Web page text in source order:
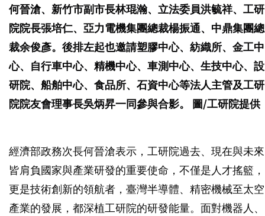
何晉滄、新竹市副市長林琨瀚、立法委員洪毓祥、工研
院院長張培仁、亞力電機集團總裁楊振通、中鼎集團總
裁余俊彥。後排左起也邀請塑膠中心、紡織所、金工中
心、自行車中心、精機中心、車測中心、生技中心、設
研院、船舶中心、食品所、石資中心等法人主管及工研
院院友會理事長吳炳昇一同參與合影。 圖/工研院提供
經濟部政務次長何晉滄表示，工研院過去、現在與未來
皆肩負國家與產業研發的重要使命，不僅是人才搖籃，
更是技術創新的領航者，臺灣半導體、精密機械至太空
產業的發展，都深植工研院的研發能量。面對機器人、